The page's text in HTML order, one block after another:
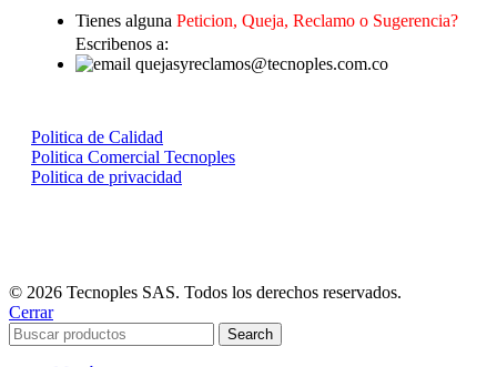
Tienes alguna Peticion, Queja, Reclamo o Sugerencia?
Escribenos a:
quejasyreclamos@tecnoples.com.co
Politica de Calidad
Politica Comercial Tecnoples
Politica de privacidad
© 2026 Tecnoples SAS. Todos los derechos reservados.
Cerrar
Search